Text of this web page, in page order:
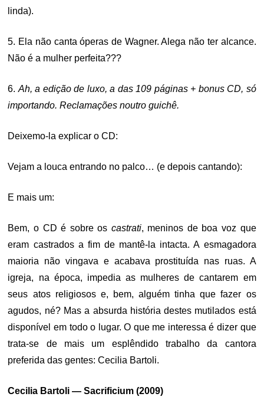
linda).
5. Ela não canta óperas de Wagner. Alega não ter alcance.
Não é a mulher perfeita???
6. Ah, a edição de luxo, a das 109 páginas + bonus CD, só
importando. Reclamações noutro guichê.
Deixemo-la explicar o CD:
Vejam a louca entrando no palco… (e depois cantando):
E mais um:
Bem, o CD é sobre os castrati, meninos de boa voz que
eram castrados a fim de mantê-la intacta. A esmagadora
maioria não vingava e acabava prostituída nas ruas. A
igreja, na época, impedia as mulheres de cantarem em
seus atos religiosos e, bem, alguém tinha que fazer os
agudos, né? Mas a absurda história destes mutilados está
disponível em todo o lugar. O que me interessa é dizer que
trata-se de mais um esplêndido trabalho da cantora
preferida das gentes: Cecilia Bartoli.
Cecilia Bartoli — Sacrificium (2009)